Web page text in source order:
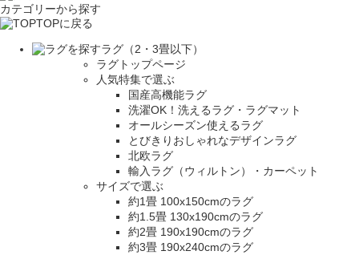
カテゴリーから探す
TOPに戻る
ラグ（2・3畳以下）
ラグトップページ
人気特集で選ぶ
国産高機能ラグ
洗濯OK！洗えるラグ・ラグマット
オールシーズン使えるラグ
とびきりおしゃれなデザインラグ
北欧ラグ
輸入ラグ（ウィルトン）・カーペット
サイズで選ぶ
約1畳 100x150cmのラグ
約1.5畳 130x190cmのラグ
約2畳 190x190cmのラグ
約3畳 190x240cmのラグ